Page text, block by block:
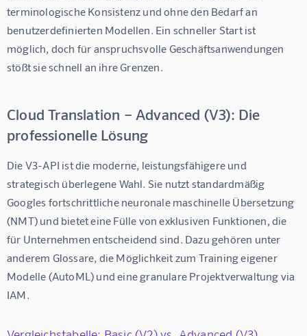
terminologische Konsistenz und ohne den Bedarf an
benutzerdefinierten Modellen. Ein schneller Start ist
möglich, doch für anspruchsvolle Geschäftsanwendungen
stößt sie schnell an ihre Grenzen.
Cloud Translation – Advanced (V3): Die
professionelle Lösung
Die V3-API ist die moderne, leistungsfähigere und
strategisch überlegene Wahl. Sie nutzt standardmäßig
Googles fortschrittliche neuronale maschinelle Übersetzung
(NMT) und bietet eine Fülle von exklusiven Funktionen, die
für Unternehmen entscheidend sind. Dazu gehören unter
anderem Glossare, die Möglichkeit zum Training eigener
Modelle (AutoML) und eine granulare Projektverwaltung via
IAM.